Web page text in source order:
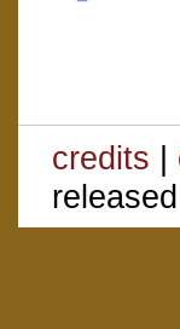
credits |